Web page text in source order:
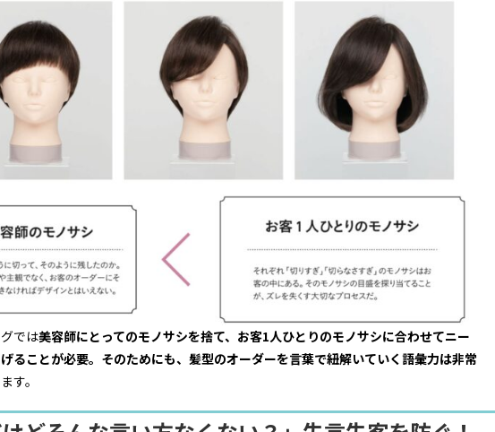
では美容師にとってのモノサシを捨て、お客1人ひとりのモノサシに合わせてニー
ることが必要。そのためにも、髪型のオーダーを言葉で紐解いていく語彙力は非常
す。